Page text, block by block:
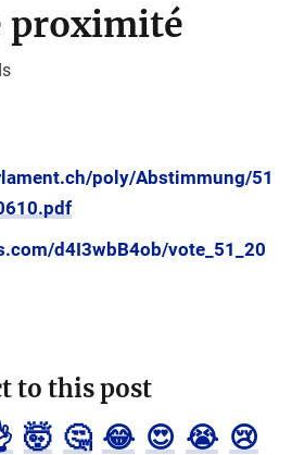
proximité
poly/Abstimmung/51
d4I3wbB4ob/vote_51_20
to this post
🤯 🤔 😂 😍 😭 😢